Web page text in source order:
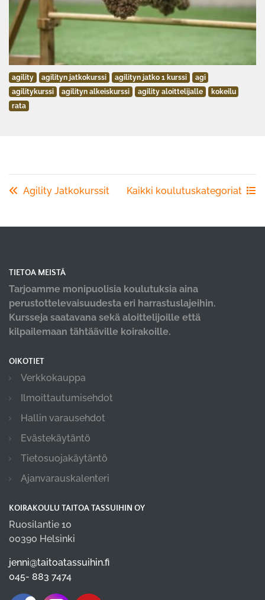
agility agilityn jatkokurssi agilityn jatko 1 kurssi
agi
agilitykurssi
agilityn alkeiskurssi agility aloittelijalle
kokeilu
rata
Agility Jatkokurssit Kaikki koulutuskategoriat
TIETOA MEISTÄ
Tarjoamme monipuolisia koulutuksia aina
perustottelevaisuudesta eri harrastuslajeihin.
Kursseja saatavana sekä aloittelijoille että
kilpailemaan tähtääville koirakoille.
OIKOTIET
Verkkokauppa
Ilmoittautumisehdot
Hallin varausehdot
Evästekäytäntö
Tietosuojakäytäntö
Ajanvarauskalenteri
KOIRAKOULU TAITOA TASSUIHIN OY
Ruosilantie 10
00390 Helsinki
jenni@taitoatassuihin.fi
045- 883 7474